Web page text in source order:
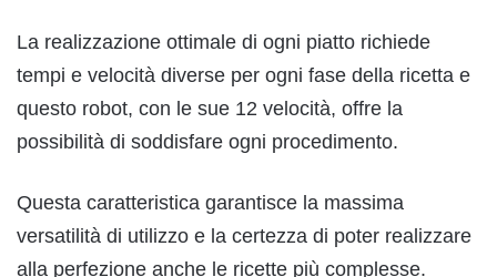
La realizzazione ottimale di ogni piatto richiede
tempi e velocità diverse per ogni fase della ricetta e
questo robot, con le sue 12 velocità, offre la
possibilità di soddisfare ogni procedimento.
Questa caratteristica garantisce la massima
versatilità di utilizzo e la certezza di poter realizzare
alla perfezione anche le ricette più complesse.